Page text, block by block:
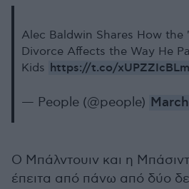
Alec Baldwin Shares How the
Divorce Affects the Way He
Kids https://t.co/xUPZZIcBLm
— People (@people)
Ο Μπάλντουιν και η
έπειτα από πάνω από δύο